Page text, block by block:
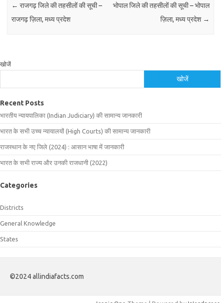
← राजगढ़ जिले की तहसीलों की सूची –
राजगढ़ ज़िला, मध्य प्रदेश
भोपाल जिले की तहसीलों की सूची – भोपाल
ज़िला, मध्य प्रदेश →
खोजें
खोजें
Recent Posts
भारतीय न्यायपालिका (Indian Judiciary) की सामान्य जानकारी
भारत के सभी उच्च न्यायालयों (High Courts) की सामान्य जानकारी
राजस्थान के नए जिले (2024) : आसान भाषा में जानकारी
भारत के सभी राज्य और उनकी राजधानी (2022)
Categories
Districts
General Knowledge
States
©2024 allindiafacts.com